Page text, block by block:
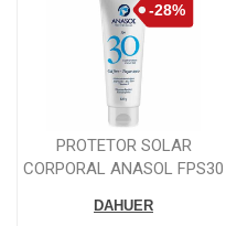
PROTETOR SOLAR
CORPORAL ANASOL FPS30
DAHUER